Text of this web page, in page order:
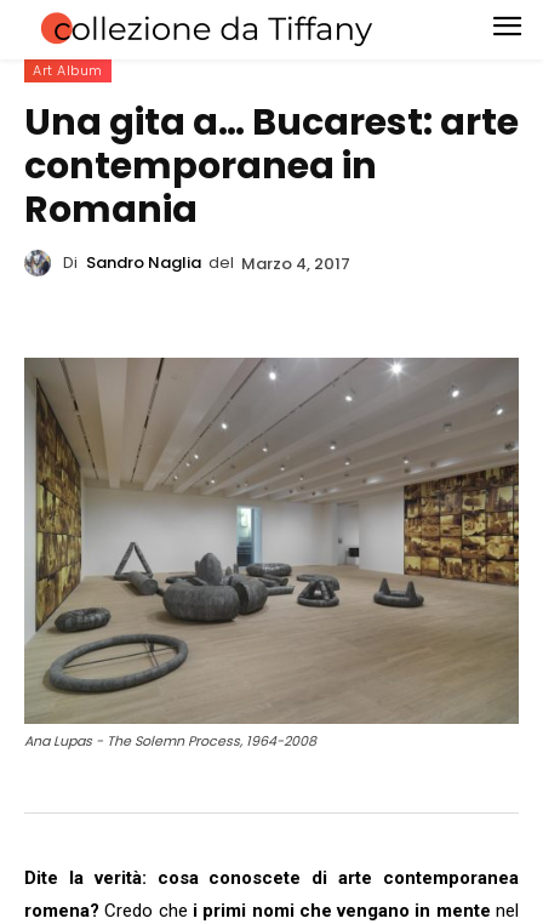
Art Album
Una gita a… Bucarest: arte
contemporanea in
Romania
Di Sandro Naglia del Marzo 4, 2017
Ana Lupas - The Solemn Process, 1964-2008
Dite la verità: cosa conoscete di arte contemporanea
romena? Credo che i primi nomi che vengano in mente nel